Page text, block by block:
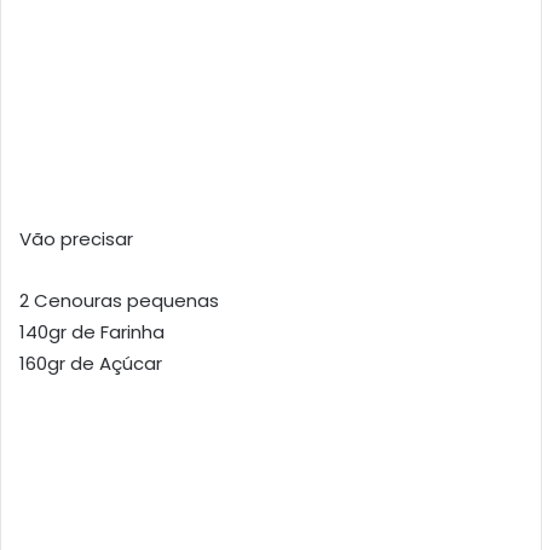
Vão precisar
2 Cenouras pequenas
140gr de Farinha
160gr de Açúcar